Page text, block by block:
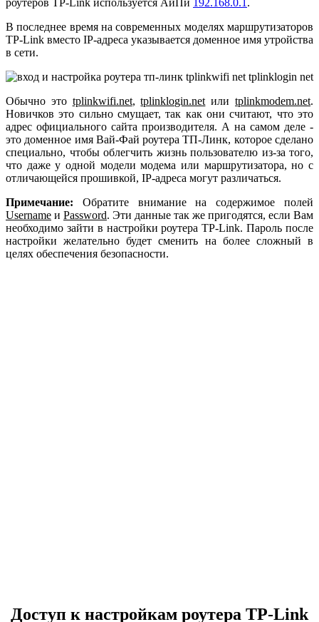
В последнее время на современных моделях маршрутизаторов
TP-Link вместо IP-адреса указывается доменное имя утройства
в сети.
Обычно это tplinkwifi.net,tplinklogin.net илиtplinkmodem.net.
Новичков это сильно смущает, так как они считают, что это
адрес официального сайта производителя. А на самом деле -
это доменное имя Вай-Фай роутера ТП-Линк, которое сделано
специально, чтобы облегчить жизнь пользователю из-за того,
что даже у одной модели модема или маршрутизатора, но с
отличающейся прошивкой, IP-адреса могут различаться.
Примечание: Обратите внимание на содержимое полей
Username и Password. Эти данные так же пригодятся, если Вам
необходимо зайти в настройки роутера TP-Link. Пароль после
настройки желательно будет сменить на более сложный в
целях обеспечения безопасности.
Доступ к настройкам роутера TP-Link